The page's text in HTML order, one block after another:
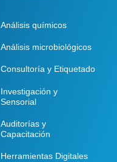
Análisis químicos
Análisis microbiológicos
Consultoría y Etiquetado
Investigación y
Sensorial
Auditorías y
Capacitación
Herramientas Digitales